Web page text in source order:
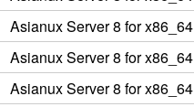
Asianux Server 8 for x86_64
Asianux Server 8 for x86_64
Asianux Server 8 for x86_64